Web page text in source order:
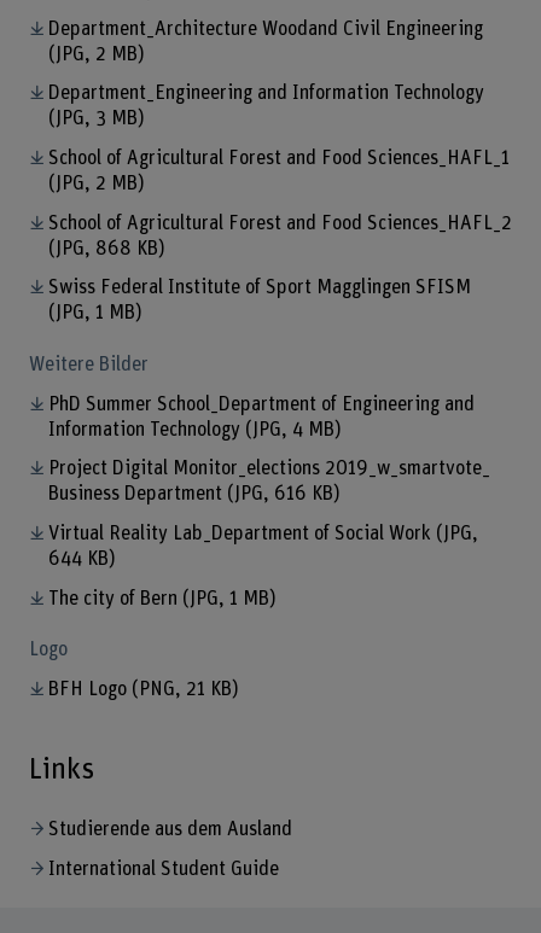
Department_Architecture Woodand Civil Engineering
(JPG, 2 MB)
Department_Engineering and Information Technology
(JPG, 3 MB)
School of Agricultural Forest and Food Sciences_HAFL_1
(JPG, 2 MB)
School of Agricultural Forest and Food Sciences_HAFL_2
(JPG, 868 KB)
Swiss Federal Institute of Sport Magglingen SFISM
(JPG, 1 MB)
Weitere Bilder
PhD Summer School_Department of Engineering and
Information Technology (JPG, 4 MB)
Project Digital Monitor_elections 2019_w_smartvote_
Business Department (JPG, 616 KB)
Virtual Reality Lab_Department of Social Work (JPG,
644 KB)
The city of Bern (JPG, 1 MB)
Logo
BFH Logo (PNG, 21 KB)
Links
Studierende aus dem Ausland
International Student Guide